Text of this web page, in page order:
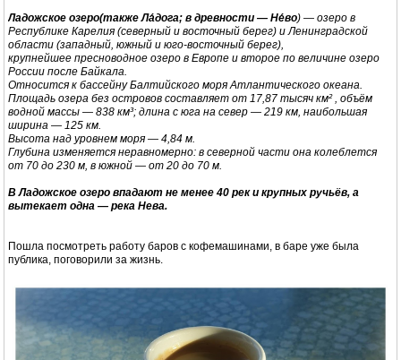
Ладожское озеро(также Ла́дога; в древности — Не́во) — озеро в
Республике Карелия (северный и восточный берег) и Ленинградской
области (западный, южный и юго-восточный берег),
крупнейшее пресноводное озеро в Европе и второе по величине озеро
России после Байкала.
Относится к бассейну Балтийского моря Атлантического океана.
Площадь озера без островов составляет от 17,87 тысяч км² , объём
водной массы — 838 км³; длина с юга на север — 219 км, наибольшая
ширина — 125 км.
Высота над уровнем моря — 4,84 м.
Глубина изменяется неравномерно: в северной части она колеблется
от 70 до 230 м, в южной — от 20 до 70 м.
В Ладожское озеро впадают не менее 40 рек и крупных ручьёв, а
вытекает одна — река Нева.
Пошла посмотреть работу баров с кофемашинами, в баре уже была
публика, поговорили за жизнь.